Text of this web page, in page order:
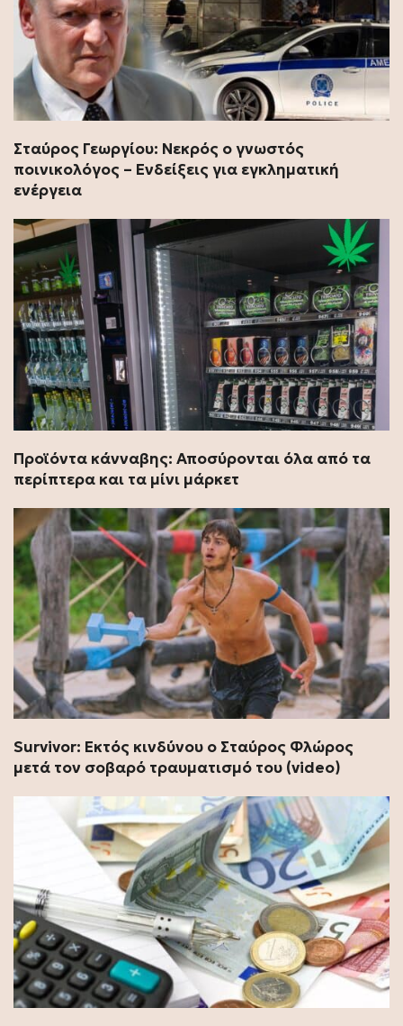
Σταύρος Γεωργίου: Νεκρός ο γνωστός
ποινικολόγος – Ενδείξεις για εγκληματική
ενέργεια
Προϊόντα κάνναβης: Αποσύρονται όλα από τα
περίπτερα και τα μίνι μάρκετ
Survivor: Εκτός κινδύνου ο Σταύρος Φλώρος
μετά τον σοβαρό τραυματισμό του (video)